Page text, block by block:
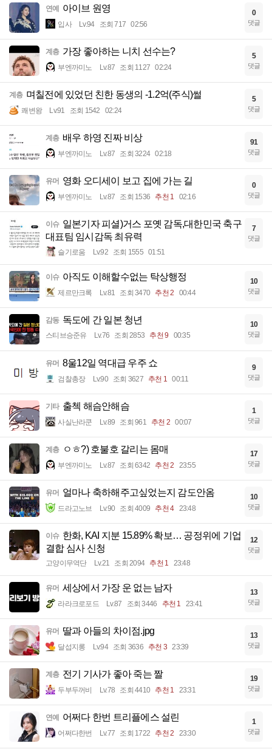
연예 아이브 원영
입사 Lv.94 조회 717 02:56
0
댓글
계층 가장 좋아하는 니치 선수는?
부엔까미노 Lv.87 조회 1127 02:24
5
댓글
계층 며칠전에 있었던 친한 동생의 -1.2억(주식)썰
쾌변왕 Lv.91 조회 1542 02:24
5
댓글
계층 배우 하영 진짜 비상
부엔까미노 Lv.87 조회 3224 02:18
91
댓글
유머 영화 오디세이 보고 집에 가는 길
부엔까미노 Lv.87 조회 1536 추천 1 02:16
0
댓글
이슈 일본기자 피셜)거스 포옛 감독,대한민국 축구
대표팀 임시감독 최유력
슬기로움 Lv.92 조회 1555 01:51
7
댓글
이슈 아직도 이해할수없는 탁상행정
제르만크록 Lv.81 조회 3470 추천 2 00:44
10
댓글
감동 독도에 간 일본 청년
스티브승준유 Lv.76 조회 2853 추천 9 00:35
10
댓글
유머 8울12일 역대급 우주 쇼
검찰총장 Lv.90 조회 3627 추천 1 00:11
9
댓글
기타 출첵 해슴안해슴
사실난라쿤 Lv.89 조회 961 추천 2 00:07
1
댓글
계층 ㅇㅎ?) 호불호 갈리는 몸매
부엔까미노 Lv.87 조회 6342 추천 2 23:55
17
댓글
유머 얼마나 축하해주고싶었는지 감도안옴
드라고노브 Lv.90 조회 4009 추천 4 23:48
10
댓글
이슈 한화, KAI 지분 15.89% 확보… 공정위에 기업
결합 심사 신청
고양이무역단 Lv.21 조회 2094 추천 1 23:48
12
댓글
유머 세상에서 가장 운 없는 남자
라라크로포드 Lv.87 조회 3446 추천 1 23:41
13
댓글
유머 딸과 아들의 차이점.jpg
달섭지롱 Lv.94 조회 3636 추천 3 23:39
13
댓글
계층 전기 기사가 좋아 죽는 짤
두부두꺼비 Lv.78 조회 4410 추천 1 23:31
19
댓글
연예 어쩌다 한번 트리플에스 설린
어쩌다한번 Lv.77 조회 1722 추천 2 23:30
1
댓글